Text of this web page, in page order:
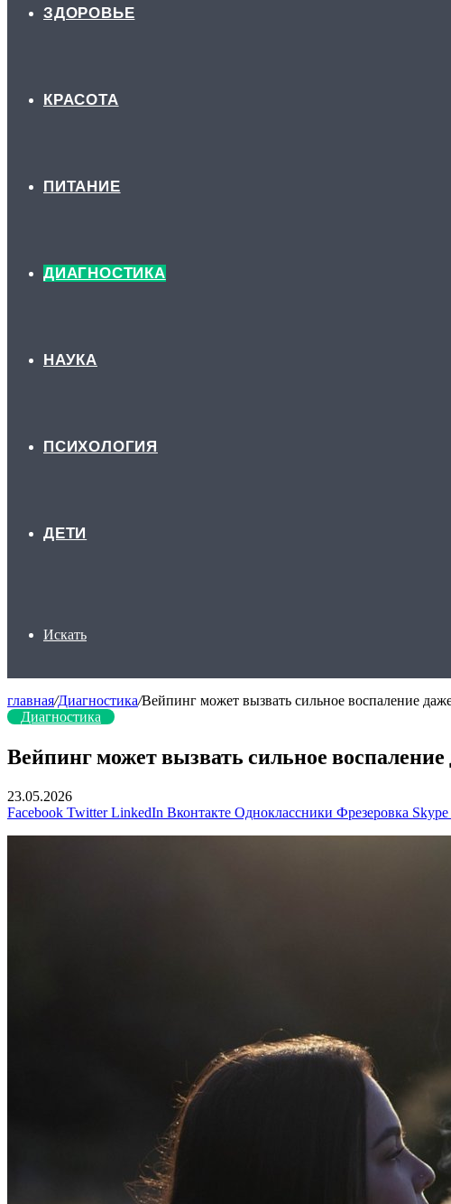
ЗДОРОВЬЕ
КРАСОТА
ПИТАНИЕ
ДИАГНОСТИКА
НАУКА
ПСИХОЛОГИЯ
ДЕТИ
Искать
главная/Диагностика/Вейпинг может вызвать сильное воспаление
Диагностика
Вейпинг может вызвать сильное
23.05.2026
Facebook Twitter LinkedIn Вконтакте Одноклассники Фрезеровка Skype